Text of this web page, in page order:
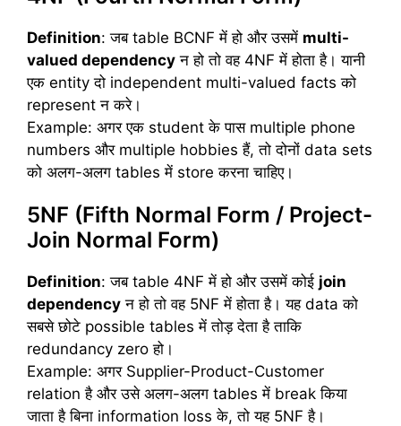
Definition: जब table BCNF में हो और उसमें multi-
valued dependency न हो तो वह 4NF में होता है। यानी
एक entity दो independent multi-valued facts को
represent न करे।
Example: अगर एक student के पास multiple phone
numbers और multiple hobbies हैं, तो दोनों data sets
को अलग-अलग tables में store करना चाहिए।
5NF (Fifth Normal Form / Project-
Join Normal Form)
Definition: जब table 4NF में हो और उसमें कोई join
dependency न हो तो वह 5NF में होता है। यह data को
सबसे छोटे possible tables में तोड़ देता है ताकि
redundancy zero हो।
Example: अगर Supplier-Product-Customer
relation है और उसे अलग-अलग tables में break किया
जाता है बिना information loss के, तो यह 5NF है।